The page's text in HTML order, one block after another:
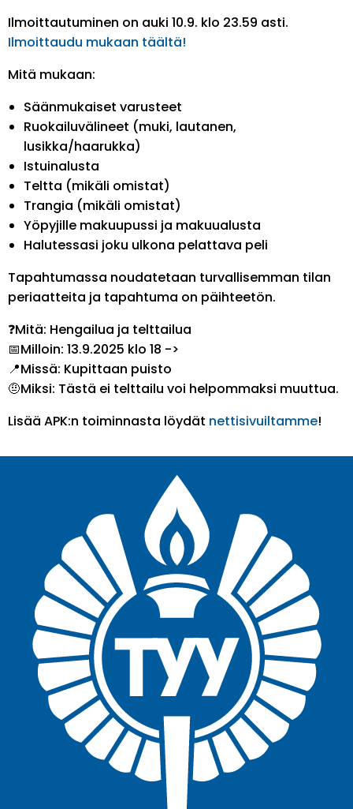
Ilmoittautuminen on auki 10.9. klo 23.59 asti.
Ilmoittaudu mukaan täältä!
Mitä mukaan:
Säänmukaiset varusteet
Ruokailuvälineet (muki, lautanen,
lusikka/haarukka)
Istuinalusta
Teltta (mikäli omistat)
Trangia (mikäli omistat)
Yöpyjille makuupussi ja makuualusta
Halutessasi joku ulkona pelattava peli
Tapahtumassa noudatetaan turvallisemman tilan
periaatteita ja tapahtuma on päihteetön.
❓Mitä: Hengailua ja telttailua
📅Milloin: 13.9.2025 klo 18 ->
📍Missä: Kupittaan puisto
🤨Miksi: Tästä ei telttailu voi helpommaksi muuttua.
Lisää APK:n toiminnasta löydät nettisivuiltamme!